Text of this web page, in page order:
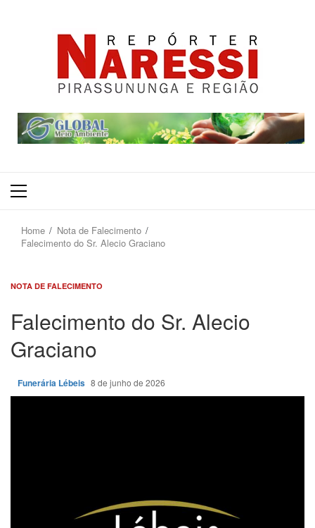
Primary
Home
Nota de Falecimento
Falecimento do Sr. Alecio Graciano
NOTA DE FALECIMENTO
Falecimento do Sr. Alecio
Graciano
Funerária Lébeis 8 de junho de 2026